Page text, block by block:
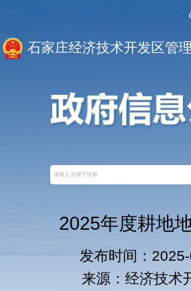
石家庄经济技术开发区管
2025年度耕地
发布时间：
来源：经济技术